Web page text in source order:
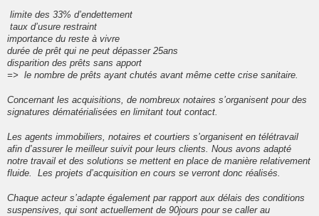
limite des 33% d’endettement
taux d’usure restraint
importance du reste à vivre
durée de prêt qui ne peut dépasser 25ans
disparition des prêts sans apport
=> le nombre de prêts ayant chutés avant même cette crise sanitaire.
Concernant les acquisitions, de nombreux notaires s’organisent pour des
signatures dématérialisées en limitant tout contact.
Les agents immobiliers, notaires et courtiers s’organisent en télétravail
afin d’assurer le meilleur suivit pour leurs clients. Nous avons adapté
notre travail et des solutions se mettent en place de manière relativement
fluide. Les projets d’acquisition en cours se verront donc réalisés.
Chaque acteur s’adapte également par rapport aux délais des conditions
suspensives, qui sont actuellement de 90jours pour se caller au